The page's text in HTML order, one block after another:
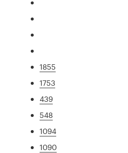
1855
1753
439
548
1094
1090